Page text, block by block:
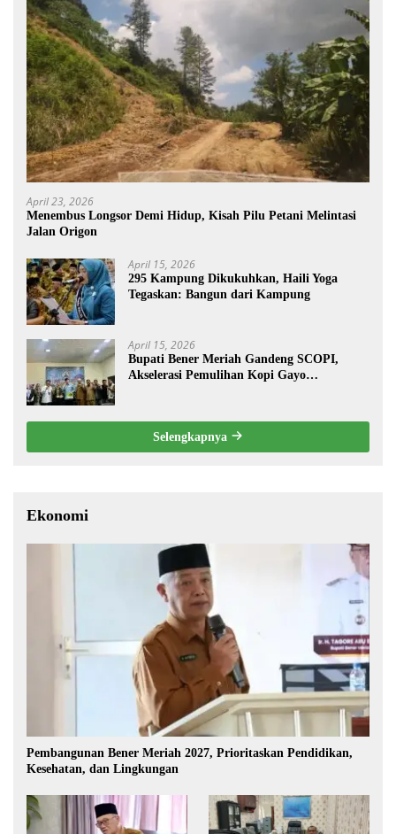
April 23, 2026
Menembus Longsor Demi Hidup, Kisah Pilu Petani Melintasi
Jalan Origon
April 15, 2026
295 Kampung Dikukuhkan, Haili Yoga
Tegaskan: Bangun dari Kampung
April 15, 2026
Bupati Bener Meriah Gandeng SCOPI,
Akselerasi Pemulihan Kopi Gayo
Selengkapnya
Ekonomi
Pembangunan Bener Meriah 2027, Prioritaskan Pendidikan,
Kesehatan, dan Lingkungan